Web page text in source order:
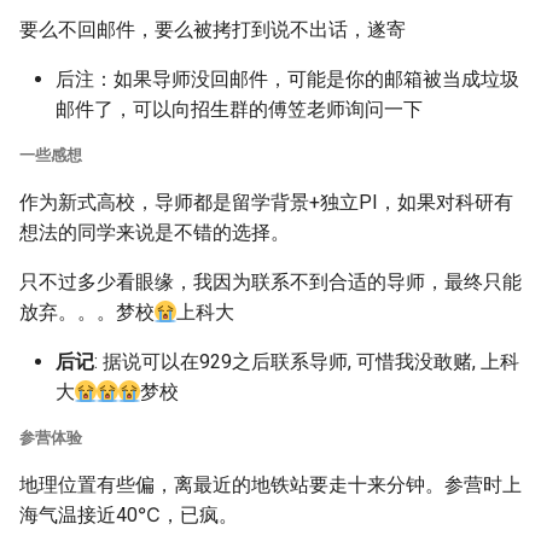
要么不回邮件，要么被拷打到说不出话，遂寄
后注：如果导师没回邮件，可能是你的邮箱被当成垃圾
邮件了，可以向招生群的傅笠老师询问一下
一些感想
作为新式高校，导师都是留学背景+独立PI，如果对科研有
想法的同学来说是不错的选择。
只不过多少看眼缘，我因为联系不到合适的导师，最终只能
放弃。。。梦校
上科大
后记: 据说可以在929之后联系导师, 可惜我没敢赌, 上科
大
梦校
参营体验
地理位置有些偏，离最近的地铁站要走十来分钟。参营时上
海气温接近40℃，已疯。